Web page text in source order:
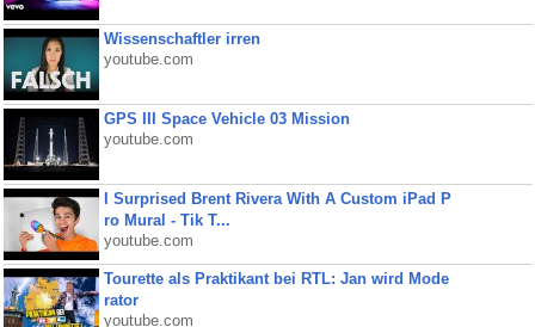
Wissenschaftler irren
youtube.com
GPS III Space Vehicle 03 Mission
youtube.com
I Surprised Brent Rivera With A Custom iPad P
ro Mural - Tik T...
youtube.com
Tourette als Praktikant bei RTL: Jan wird Mode
rator
youtube.com